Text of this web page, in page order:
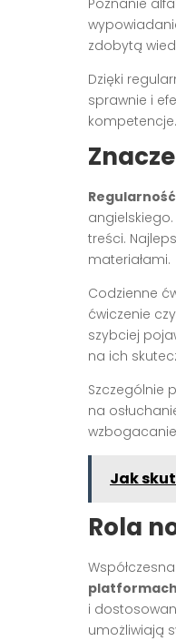
Poznanie
zdobytą
Dzięki
sprawnie i
kompetencje.
treści.
materiałami.
Codzienne
ćwiczenie
szybciej
na ich
Szczególnie
na
Jak
Rola
i
umożliwiają